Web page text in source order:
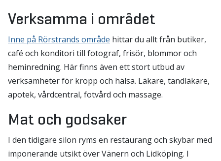
Verksamma i området
Inne på Rörstrands område hittar du allt från butiker,
café och konditori till fotograf, frisör, blommor och
heminredning. Här finns även ett stort utbud av
verksamheter för kropp och hälsa. Läkare, tandläkare,
apotek, vårdcentral, fotvård och massage.
Mat och godsaker
I den tidigare silon ryms en restaurang och skybar med
imponerande utsikt över Vänern och Lidköping. I